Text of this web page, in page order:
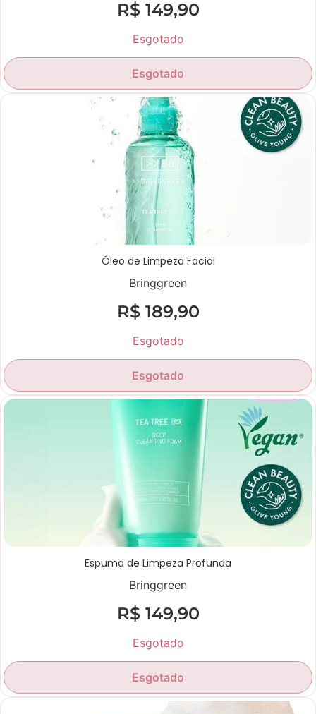
R$149,90
Esgotado
Esgotado
Óleo de Limpeza Facial
Bringgreen
R$189,90
Esgotado
Esgotado
Espuma de Limpeza Profunda
Bringgreen
R$149,90
Esgotado
Esgotado